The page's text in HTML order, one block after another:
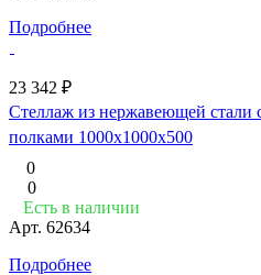
Подробнее
23 342 ₽
Стеллаж из нержавеющей стали
полками 1000x1000x500
0
0
Есть в наличии
Арт. 62634
Подробнее